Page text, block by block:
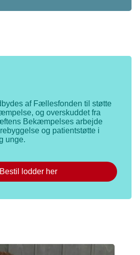
af Fællesfonden til støtte
og overskuddet fra
Bekæmpelses arbejde
og patientstøtte i
unge.
Bestil lodder her